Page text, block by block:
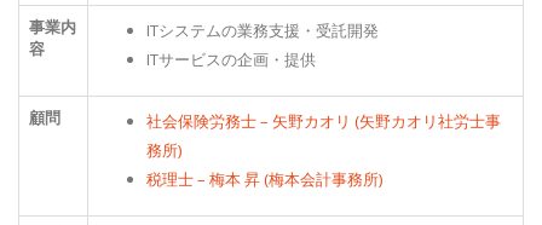
事業内
容
ITシステムの業務支援・受託開発
ITサービスの企画・提供
顧問
社会保険労務士 – 矢野カオリ (矢野カオリ社労士事
務所)
税理士 – 梅本 昇 (梅本会計事務所)